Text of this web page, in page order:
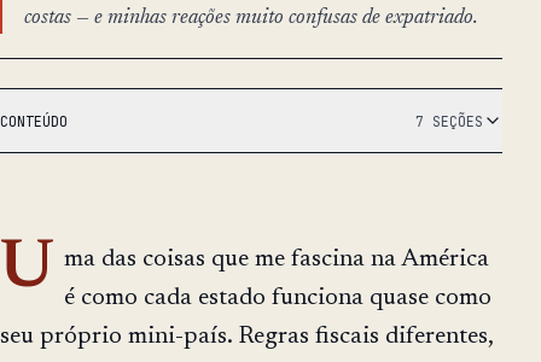
costas — e minhas reações muito confusas de expatriado.
CONTEÚDO 7 SEÇÕES
U
ma das coisas que me fascina na América
é como cada estado funciona quase como
seu próprio mini-país. Regras fiscais diferentes,